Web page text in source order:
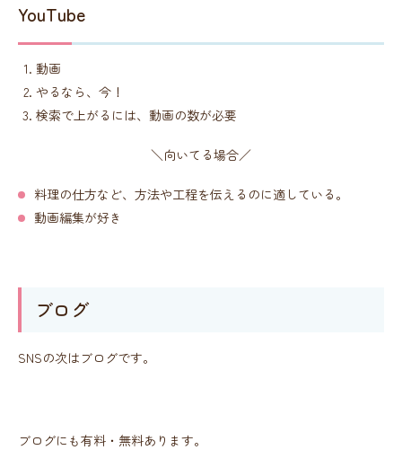
YouTube
動画
やるなら、今！
検索で上がるには、動画の数が必要
＼向いてる場合／
料理の仕方など、方法や工程を伝えるのに適している。
動画編集が好き
ブログ
SNSの次はブログです。
ブログにも有料・無料あります。